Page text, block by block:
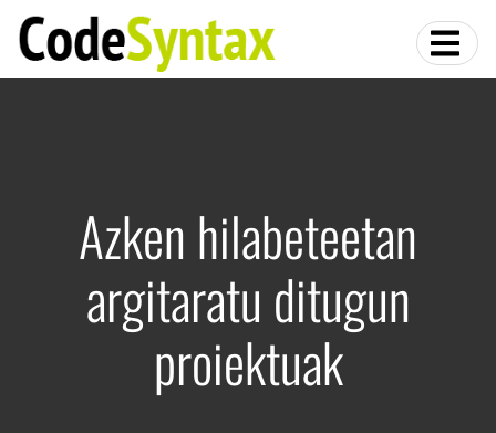
Azken hilabeteetan
argitaratu ditugun
proiektuak